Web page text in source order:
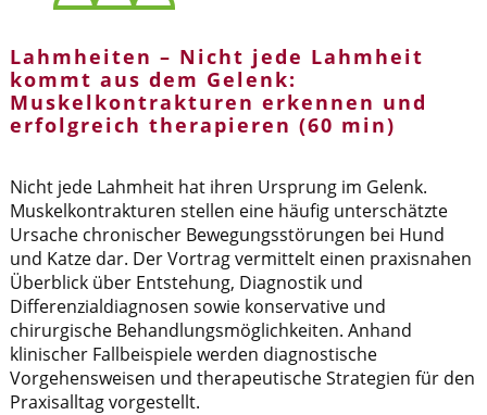
Lahmheiten – Nicht jede Lahmheit
kommt aus dem Gelenk:
Muskelkontrakturen erkennen und
erfolgreich therapieren (60 min)
Nicht jede Lahmheit hat ihren Ursprung im Gelenk.
Muskelkontrakturen stellen eine häufig unterschätzte
Ursache chronischer Bewegungsstörungen bei Hund
und Katze dar. Der Vortrag vermittelt einen praxisnahen
Überblick über Entstehung, Diagnostik und
Differenzialdiagnosen sowie konservative und
chirurgische Behandlungsmöglichkeiten. Anhand
klinischer Fallbeispiele werden diagnostische
Vorgehensweisen und therapeutische Strategien für den
Praxisalltag vorgestellt.